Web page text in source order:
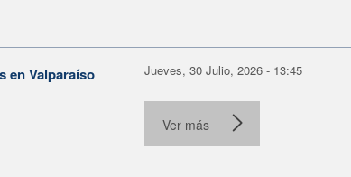
en Valparaíso Jueves, 30 Julio, 2026 - 13:45
Ver más